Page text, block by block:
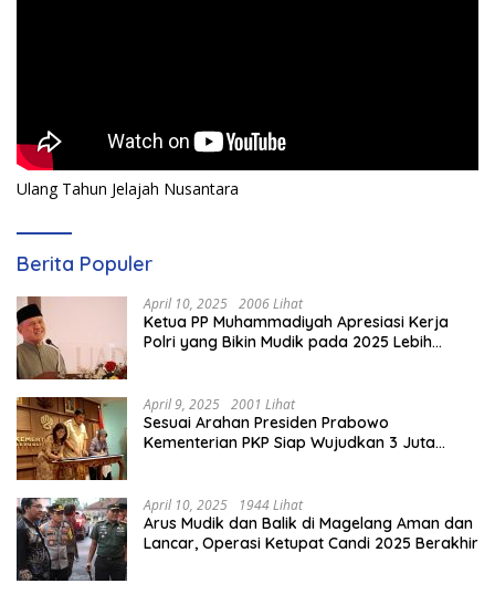
Ulang Tahun Jelajah Nusantara
Berita Populer
April 10, 2025 2006 Lihat
Ketua PP Muhammadiyah Apresiasi Kerja
Polri yang Bikin Mudik pada 2025 Lebih
April 9, 2025 2001 Lihat
Sesuai Arahan Presiden Prabowo
Kementerian PKP Siap Wujudkan 3 Juta
April 10, 2025 1944 Lihat
Arus Mudik dan Balik di Magelang Aman dan
Lancar, Operasi Ketupat Candi 2025 Berakhir